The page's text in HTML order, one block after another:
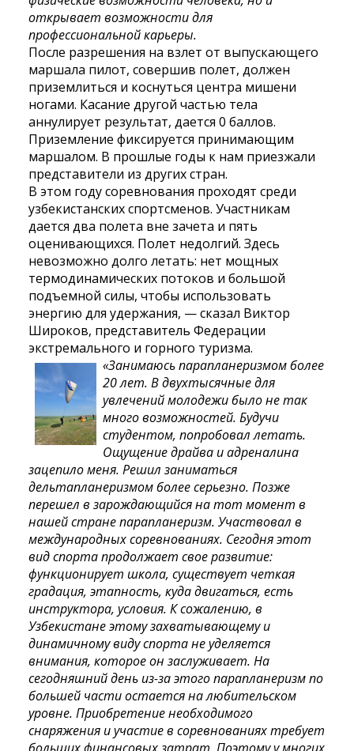
открывает возможности для
профессиональной карьеры.
После разрешения на взлет от выпускающего
маршала пилот, совершив полет, должен
приземлиться и коснуться центра мишени
ногами. Касание другой частью тела
аннулирует результат, дается 0 баллов.
Приземление фиксируется принимающим
маршалом. В прошлые годы к нам приезжали
представители из других стран.
В этом году соревнования проходят среди
узбекистанских спортсменов. Участникам
дается два полета вне зачета и пять
оценивающихся. Полет недолгий. Здесь
невозможно долго летать: нет мощных
термодинамических потоков и большой
подъемной силы, чтобы использовать
энергию для удержания, — сказал Виктор
Широков, представитель Федерации
экстремального и горного туризма.
«Занимаюсь парапланеризмом более
20 лет. В двухтысячные для
увлечений молодежи было не так
много возможностей. Будучи
студентом, попробовал летать.
Ощущение драйва и адреналина
зацепило меня. Решил заниматься
дельтапланеризмом более серьезно. Позже
перешел в зарождающийся на тот момент в
нашей стране парапланеризм. Участвовал в
международных соревнованиях. Сегодня этот
вид спорта продолжает свое развитие:
функционирует школа, существует четкая
градация, этапность, куда двигаться, есть
инструктора, условия. К сожалению, в
Узбекистане этому захватывающему и
динамичному виду спорта не уделяется
внимания, которое он заслуживает. На
сегодняшний день из-за этого парапланеризм по
большей части остается на любительском
уровне. Приобретение необходимого
снаряжения и участие в соревнованиях требует